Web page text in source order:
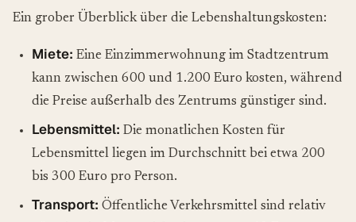
Ein grober Überblick über die Lebenshaltungskosten:
Miete: Eine Einzimmerwohnung im Stadtzentrum
kann zwischen 600 und 1.200 Euro kosten, während
die Preise außerhalb des Zentrums günstiger sind.
Lebensmittel: Die monatlichen Kosten für
Lebensmittel liegen im Durchschnitt bei etwa 200
bis 300 Euro pro Person.
Transport: Öffentliche Verkehrsmittel sind relativ